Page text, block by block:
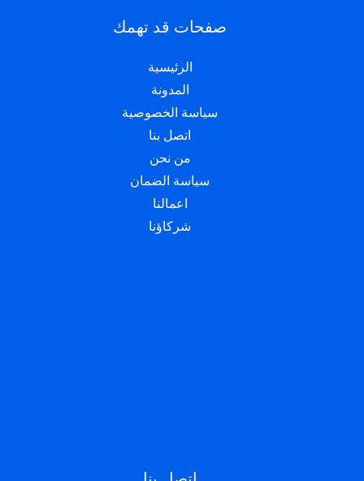
صفحات قد تهمك
الرئيسية
المدونة
سياسة الخصوصية
اتصل بنا
من نحن
سياسة الضمان
اعمالنا
شركاؤنا